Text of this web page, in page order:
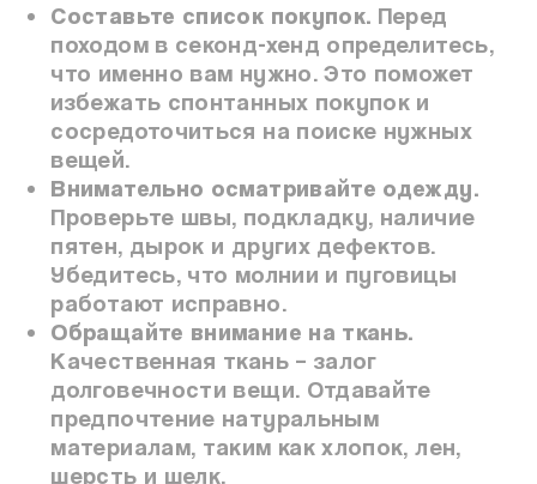
Составьте список покупок. Перед
походом в секонд-хенд определитесь,
что именно вам нужно. Это поможет
избежать спонтанных покупок и
сосредоточиться на поиске нужных
вещей.
Внимательно осматривайте одежду.
Проверьте швы, подкладку, наличие
пятен, дырок и других дефектов.
Убедитесь, что молнии и пуговицы
работают исправно.
Обращайте внимание на ткань.
Качественная ткань – залог
долговечности вещи. Отдавайте
предпочтение натуральным
материалам, таким как хлопок, лен,
шерсть и шелк.